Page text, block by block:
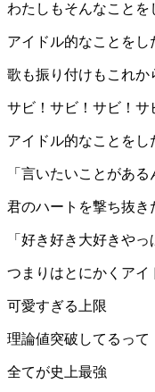
わたしもそんなことを
アイドル的なことをし
歌も振り付けもこれか
サビ！サビ！サビ！
アイドル的なことをし
「言いたいことがあ
君のハートを撃ち抜き
「好き好き大好きや
つまりはとにかくアイ
可愛すぎる上限
理論値突破してるって
全てが史上最強